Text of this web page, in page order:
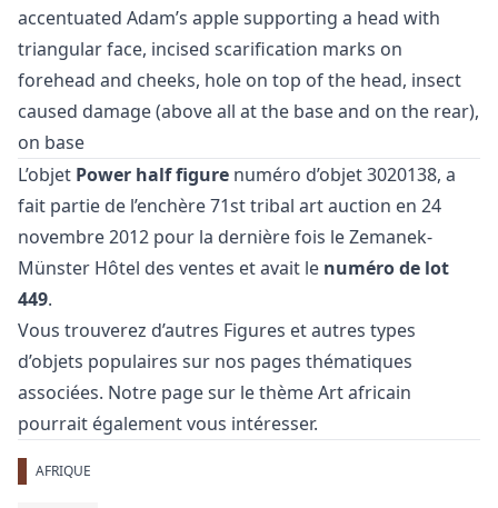
accentuated Adam’s apple supporting a head with
triangular face, incised scarification marks on
forehead and cheeks, hole on top of the head, insect
caused damage (above all at the base and on the rear),
on base
L’objet Power half figure numéro d’objet 3020138, a
fait partie de l’enchère71st tribal art auction en 24
novembre 2012 pour la dernière fois le Zemanek-
Münster Hôtel des ventes et avait le numéro de lot
449.
Vous trouverez d’autres Figures etautres types
d’objets populaires sur nos pages thématiques
associées. Notre page sur le thèmeArt africain
pourrait également vous intéresser.
AFRIQUE